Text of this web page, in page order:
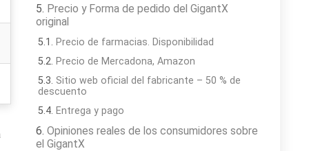
Precio y Forma de pedido del GigantX
original
Precio de farmacias. Disponibilidad
Precio de Mercadona, Amazon
Sitio web oficial del fabricante – 50 % de
descuento
Entrega y pago
Opiniones reales de los consumidores sobre
el GigantX